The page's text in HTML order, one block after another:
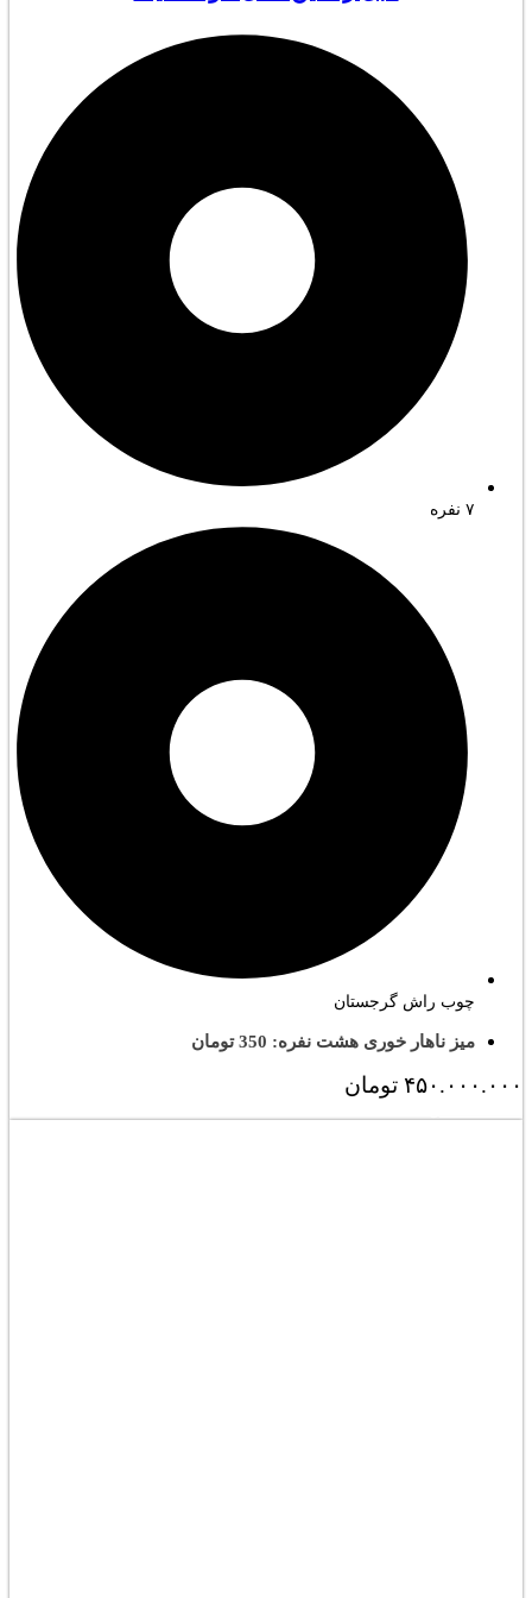
۷ نفره
چوب راش گرجستان
میز ناهار خوری هشت نفره: 350 تومان
۴۵۰.۰۰۰.۰۰۰ تومان